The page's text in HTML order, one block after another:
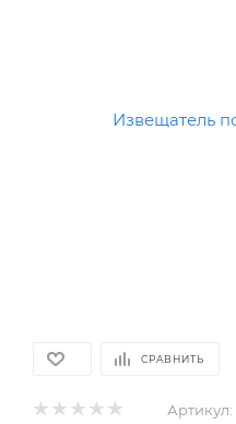
СРАВНИТЬ
Артикул: